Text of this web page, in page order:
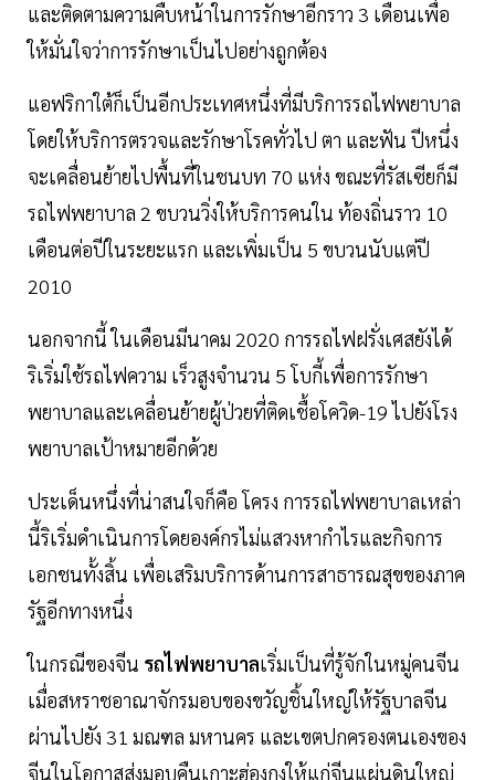
และติดตามความคืบหน้าในการรักษาอีกราว 3 เดือนเพื่อ
ให้มั่นใจว่าการรักษาเป็นไปอย่างถูกต้อง
แอฟริกาใต้ก็เป็นอีกประเทศหนึ่งที่มีบริการรถไฟพยาบาล
โดยให้บริการตรวจและรักษาโรคทั่วไป ตา และฟัน ปีหนึ่ง
จะเคลื่อนย้ายไปพื้นที่ในชนบท 70 แห่ง ขณะที่รัสเซียก็มี
รถไฟพยาบาล 2 ขบวนวิ่งให้บริการคนใน ท้องถิ่นราว 10
เดือนต่อปีในระยะแรก และเพิ่มเป็น 5 ขบวนนับแต่ปี
2010
นอกจากนี้ ในเดือนมีนาคม 2020 การรถไฟฝรั่งเศสยังได้
ริเริ่มใช้รถไฟความ เร็วสูงจำนวน 5 โบกี้เพื่อการรักษา
พยาบาลและเคลื่อนย้ายผู้ป่วยที่ติดเชื้อโควิด-19 ไปยังโรง
พยาบาลเป้าหมายอีกด้วย
ประเด็นหนึ่งที่น่าสนใจก็คือ โครง การรถไฟพยาบาลเหล่า
นี้ริเริ่มดำเนินการโดยองค์กรไม่แสวงหากำไรและกิจการ
เอกชนทั้งสิ้น เพื่อเสริมบริการด้านการสาธารณสุขของภาค
รัฐอีกทางหนึ่ง
ในกรณีของจีน รถไฟพยาบาลเริ่มเป็นที่รู้จักในหมู่คนจีน
เมื่อสหราชอาณาจักรมอบของขวัญชิ้นใหญ่ให้รัฐบาลจีน
ผ่านไปยัง 31 มณฑล มหานคร และเขตปกครองตนเองของ
จีนในโอกาสส่งมอบคืนเกาะฮ่องกงให้แก่จีนแผ่นดินใหญ่